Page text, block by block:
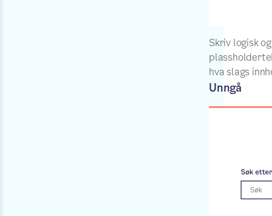
Skriv logisk
hva slags
Unngå